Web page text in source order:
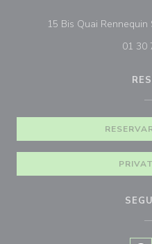
15 Bis Quai Rennequin
01 30